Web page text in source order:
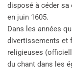
disposé à céder
en juin 1605.
Dans les années
divertissements et
religieuses
du chant dans les